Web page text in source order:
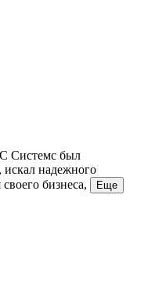
Системс был
надежного
бизнеса,
Еще